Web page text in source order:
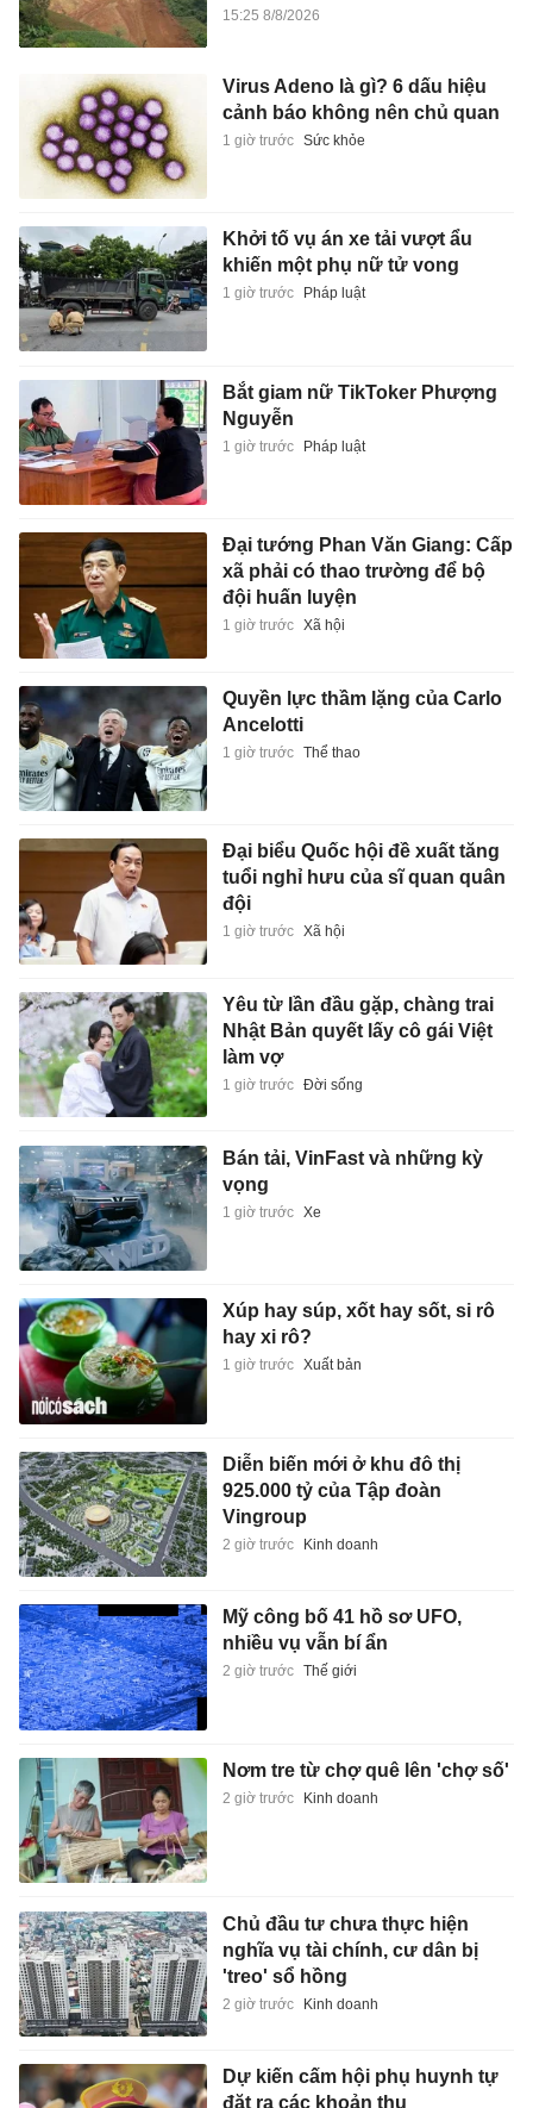
15:25 8/8/2026
Virus Adeno là gì? 6 dấu hiệu
cảnh báo không nên chủ quan
1 giờ trước Sức khỏe
Khởi tố vụ án xe tải vượt ẩu
khiến một phụ nữ tử vong
1 giờ trước Pháp luật
Bắt giam nữ TikToker Phượng
Nguyễn
1 giờ trước Pháp luật
Đại tướng Phan Văn Giang: Cấp
xã phải có thao trường để bộ
đội huấn luyện
1 giờ trước Xã hội
Quyền lực thầm lặng của Carlo
Ancelotti
1 giờ trước Thể thao
Đại biểu Quốc hội đề xuất tăng
tuổi nghỉ hưu của sĩ quan quân
đội
1 giờ trước Xã hội
Yêu từ lần đầu gặp, chàng trai
Nhật Bản quyết lấy cô gái Việt
làm vợ
1 giờ trước Đời sống
Bán tải, VinFast và những kỳ
vọng
1 giờ trước Xe
Xúp hay súp, xốt hay sốt, si rô
hay xi rô?
1 giờ trước Xuất bản
Diễn biến mới ở khu đô thị
925.000 tỷ của Tập đoàn
Vingroup
2 giờ trước Kinh doanh
Mỹ công bố 41 hồ sơ UFO,
nhiều vụ vẫn bí ẩn
2 giờ trước Thế giới
Nơm tre từ chợ quê lên 'chợ số'
2 giờ trước Kinh doanh
Chủ đầu tư chưa thực hiện
nghĩa vụ tài chính, cư dân bị
'treo' sổ hồng
2 giờ trước Kinh doanh
Dự kiến cấm hội phụ huynh tự
đặt ra các khoản thu